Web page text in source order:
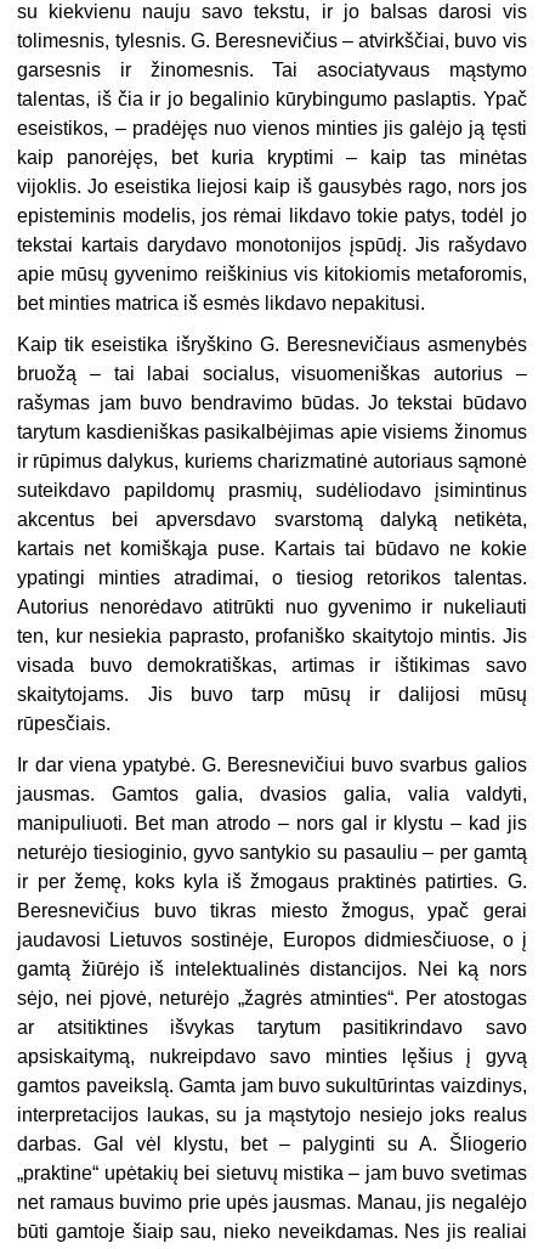
su kiekvienu nauju savo tekstu, ir jo balsas darosi vis
tolimesnis, tylesnis. G. Beresnevičius – atvirkščiai, buvo vis
garsesnis ir žinomesnis. Tai asociatyvaus mąstymo
talentas, iš čia ir jo begalinio kūrybingumo paslaptis. Ypač
eseistikos, – pradėjęs nuo vienos minties jis galėjo ją tęsti
kaip panorėjęs, bet kuria kryptimi – kaip tas minėtas
vijoklis. Jo eseistika liejosi kaip iš gausybės rago, nors jos
episteminis modelis, jos rėmai likdavo tokie patys, todėl jo
tekstai kartais darydavo monotonijos įspūdį. Jis rašydavo
apie mūsų gyvenimo reiškinius vis kitokiomis metaforomis,
bet minties matrica iš esmės likdavo nepakitusi.
Kaip tik eseistika išryškino G. Beresnevičiaus asmenybės
bruožą – tai labai socialus, visuomeniškas autorius –
rašymas jam buvo bendravimo būdas. Jo tekstai būdavo
tarytum kasdieniškas pasikalbėjimas apie visiems žinomus
ir rūpimus dalykus, kuriems charizmatinė autoriaus sąmonė
suteikdavo papildomų prasmių, sudėliodavo įsimintinus
akcentus bei apversdavo svarstomą dalyką netikėta,
kartais net komiškąja puse. Kartais tai būdavo ne kokie
ypatingi minties atradimai, o tiesiog retorikos talentas.
Autorius nenorėdavo atitrūkti nuo gyvenimo ir nukeliauti
ten, kur nesiekia paprasto, profaniško skaitytojo mintis. Jis
visada buvo demokratiškas, artimas ir ištikimas savo
skaitytojams. Jis buvo tarp mūsų ir dalijosi mūsų
rūpesčiais.
Ir dar viena ypatybė. G. Beresnevičiui buvo svarbus galios
jausmas. Gamtos galia, dvasios galia, valia valdyti,
manipuliuoti. Bet man atrodo – nors gal ir klystu – kad jis
neturėjo tiesioginio, gyvo santykio su pasauliu – per gamtą
ir per žemę, koks kyla iš žmogaus praktinės patirties. G.
Beresnevičius buvo tikras miesto žmogus, ypač gerai
jaudavosi Lietuvos sostinėje, Europos didmiesčiuose, o į
gamtą žiūrėjo iš intelektualinės distancijos. Nei ką nors
sėjo, nei pjovė, neturėjo „žagrės atminties“. Per atostogas
ar atsitiktines išvykas tarytum pasitikrindavo savo
apsiskaitymą, nukreipdavo savo minties lęšius į gyvą
gamtos paveikslą. Gamta jam buvo sukultūrintas vaizdinys,
interpretacijos laukas, su ja mąstytojo nesiejo joks realus
darbas. Gal vėl klystu, bet – palyginti su A. Šliogerio
„praktine“ upėtakių bei sietuvų mistika – jam buvo svetimas
net ramaus buvimo prie upės jausmas. Manau, jis negalėjo
būti gamtoje šiaip sau, nieko neveikdamas. Nes jis realiai